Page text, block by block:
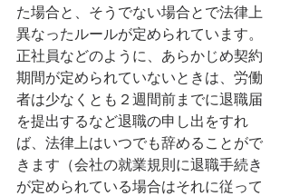
た場合と、そうでない場合とで法律上
異なったルールが定められています。
正社員などのように、あらかじめ契約
期間が定められていないときは、労働
者は少なくとも２週間前までに退職届
を提出するなど退職の申し出をすれ
ば、法律上はいつでも辞めることがで
きます（会社の就業規則に退職手続き
が定められている場合はそれに従って